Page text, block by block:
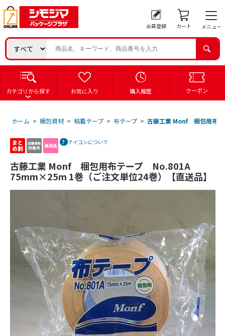
会員登録 カート メニュー
カテゴリから探す お気に入り 購入履歴 クーポン
ホーム > 梱包資材 > 粘着テープ > 布テープ > 古藤工業 Monf 梱包用布
アイコンについて
古藤工業 Monf 梱包用布テープ No.801A
75mm×25m 1巻（ご注文単位24巻）【直送品】